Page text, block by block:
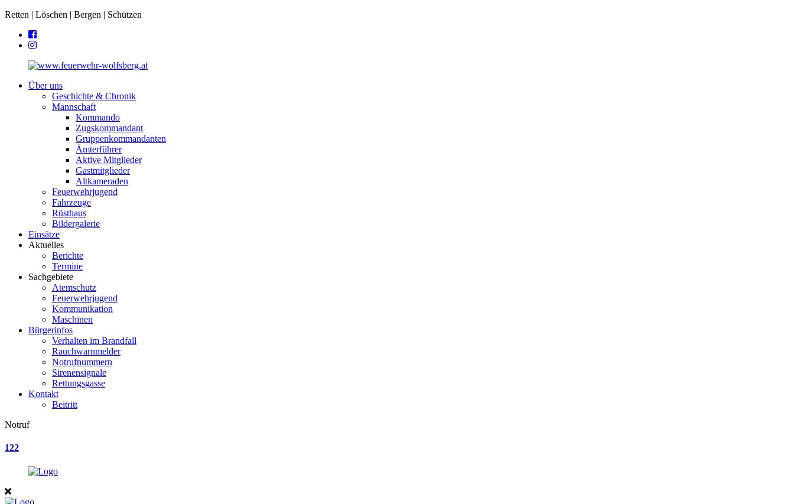
Retten | Löschen | Bergen | Schützen
Über uns
Geschichte & Chronik
Mannschaft
Kommando
Zugskommandant
Gruppenkommandanten
Ämterführer
Aktive Mitglieder
Gastmitglieder
Altkameraden
Feuerwehrjugend
Fahrzeuge
Rüsthaus
Bildergalerie
Einsätze
Aktuelles
Berichte
Termine
Sachgebiete
Atemschutz
Feuerwehrjugend
Kommunikation
Maschinen
Bürgerinfos
Verhalten im Brandfall
Rauchwarnmelder
Notrufnummern
Sirenensignale
Rettungsgasse
Kontakt
Beitritt
Notruf
122